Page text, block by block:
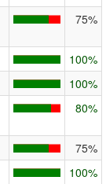
75%
100%
100%
80%
75%
100%